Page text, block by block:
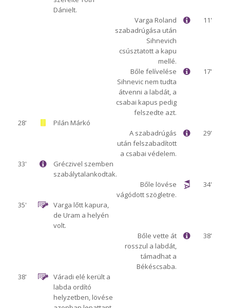
Dánielt.
11'
Varga Roland
szabadrúgása után
Sihnevich
csúsztatott a kapu
mellé.
17'
Bőle felívelése
Sihnevic nem tudta
átvenni a labdát, a
csabai kapus pedig
felszedte azt.
28'
Pilán Márkó
29'
A szabadrúgás
után felszabadított
a csabai védelem.
33'
Gréczivel szemben
szabálytalankodtak.
34'
Bőle lövése
vágódott szögletre.
35'
Varga lőtt kapura,
de Uram a helyén
volt.
38'
Bőle vette át
rosszul a labdát,
támadhat a
Békéscsaba.
38'
Váradi elé került a
labda ordító
helyzetben, lövése